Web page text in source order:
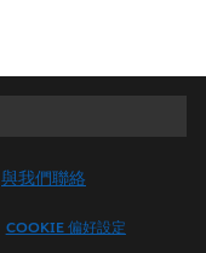
與我們聯絡
COOKIE 偏好設定